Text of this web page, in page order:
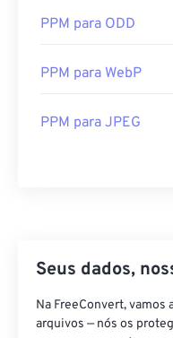
PPM para ODD
PPM para WebP
PPM para JPEG
Seus dados,
Na FreeConvert, vamos
arquivos — nós os